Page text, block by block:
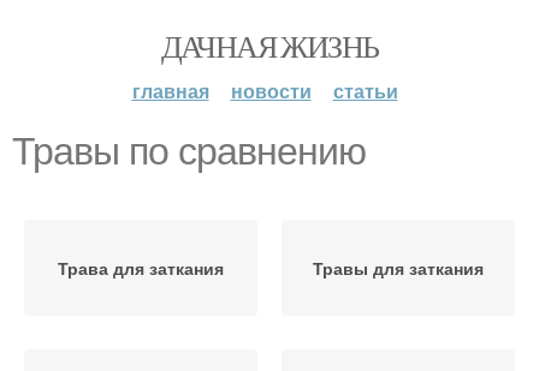
ДАЧНАЯ ЖИЗНЬ
главная новости статьи
Травы по сравнению
Трава для заткания Травы для заткания